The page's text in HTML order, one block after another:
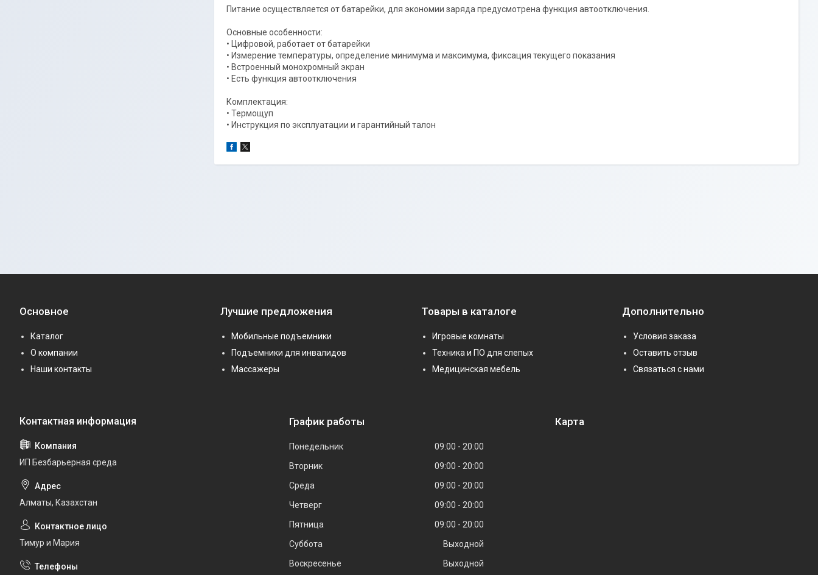
Питание осуществляется от батарейки, для экономии заряда предусмотрена функция автоотключения.
Основные особенности:
• Цифровой, работает от батарейки
• Измерение температуры, определение минимума и максимума, фиксация текущего показания
• Встроенный монохромный экран
• Есть функция автоотключения
Комплектация:
• Термощуп
• Инструкция по эксплуатации и гарантийный талон
Основное
Каталог
О компании
Наши контакты
Лучшие предложения
Мобильные подъемники
Подъемники для инвалидов
Массажеры
Товары в каталоге
Игровые комнаты
Техника и ПО для слепых
Медицинская мебель
Дополнительно
Условия заказа
Оставить отзыв
Связаться с нами
ИП Безбарьерная среда
Алматы, Казахстан
Тимур и Мария
График работы
Понедельник 09:00
20:00
Вторник
09:00
20:00
Среда
09:00
20:00
Четверг
09:00
20:00
Пятница
09:00
20:00
Суббота
Выходной
Воскресенье
Выходной
Карта